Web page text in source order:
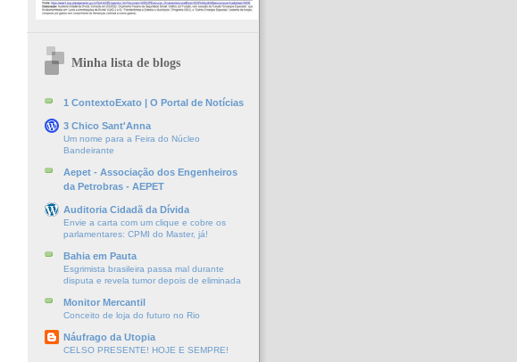
Minha lista de blogs
1 ContextoExato | O Portal de Notícias
3 Chico Sant'Anna
Um nome para a Feira do Núcleo
Bandeirante
Aepet - Associação dos Engenheiros
da Petrobras - AEPET
Auditoria Cidadã da Dívida
Envie a carta com um clique e cobre os
parlamentares: CPMI do Master, já!
Bahia em Pauta
Esgrimista brasileira passa mal durante
disputa e revela tumor depois de eliminada
Monitor Mercantil
Conceito de loja do futuro no Rio
Náufrago da Utopia
CELSO PRESENTE! HOJE E SEMPRE!